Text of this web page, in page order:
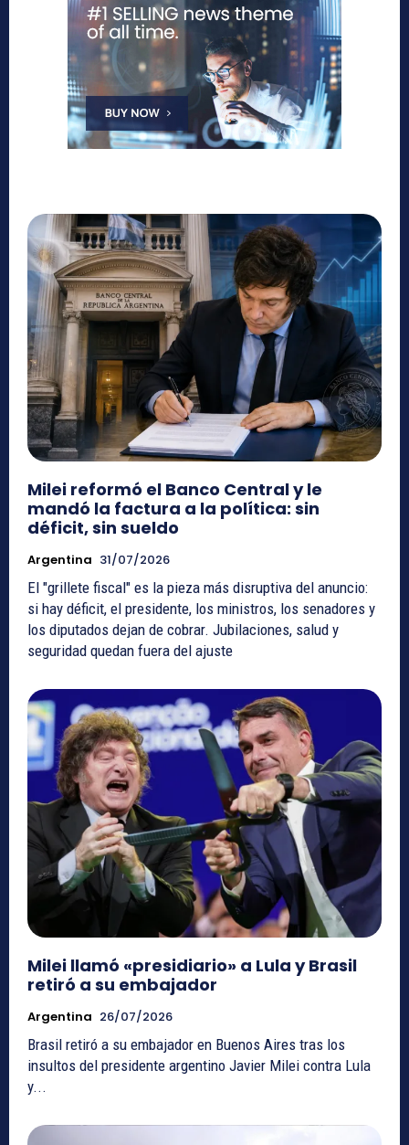
Milei reformó el Banco Central y le
mandó la factura a la política: sin
déficit, sin sueldo
Argentina 31/07/2026
El "grillete fiscal" es la pieza más disruptiva del anuncio:
si hay déficit, el presidente, los ministros, los senadores y
los diputados dejan de cobrar. Jubilaciones, salud y
seguridad quedan fuera del ajuste
Milei llamó «presidiario» a Lula y Brasil
retiró a su embajador
Argentina 26/07/2026
Brasil retiró a su embajador en Buenos Aires tras los
insultos del presidente argentino Javier Milei contra Lula
y...